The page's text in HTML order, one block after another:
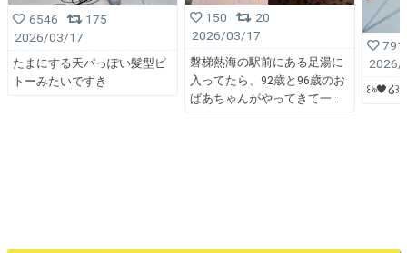
6546
175
2026/03/17
たまにする天パっぽい髪型ピ
トーみたいですき
150
20
2026/03/17
磐梯熱海の駅前にある足湯に
入ってたら、92歳と96歳のお
ばあちゃんがやってきて一
791
2026/
꒰ঌ🖤໒꒱